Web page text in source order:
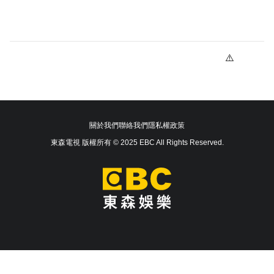
關於我們聯絡我們隱私權政策
東森電視 版權所有 © 2025 EBC All Rights Reserved.